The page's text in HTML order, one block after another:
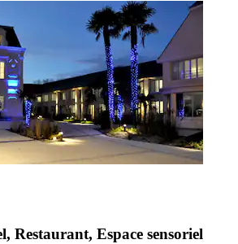
Restaurant, Espace sensoriel